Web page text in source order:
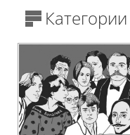
БлокиКатегории